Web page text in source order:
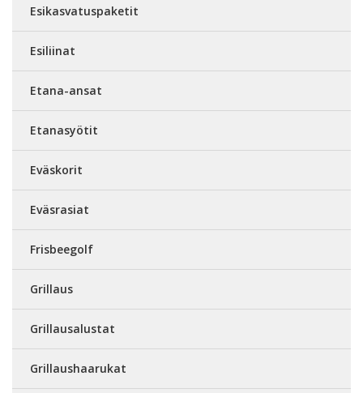
Esikasvatuspaketit
Esiliinat
Etana-ansat
Etanasyötit
Eväskorit
Eväsrasiat
Frisbeegolf
Grillaus
Grillausalustat
Grillaushaarukat